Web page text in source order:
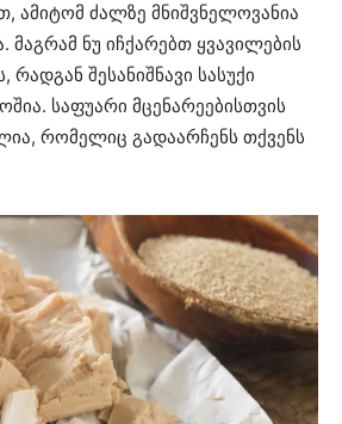
ამიტომ ძალზე მნიშვნელოვანია
მაგრამ ნუ იჩქარებთ ყვავილების
რადგან შესანიშნავი სასუქი
საფუარი მცენარეებისთვის
რომელიც გადაარჩენს თქვენს